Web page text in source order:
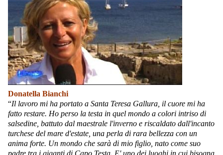
Donatella Bianchi
“Il lavoro mi ha portato a Santa Teresa Gallura, il cuore mi ha
fatto restare. Ho perso la testa in quel mondo a colori intriso di
salsedine, battuto dal maestrale l'inverno e riscaldato dall'incanto
turchese del mare d'estate, una perla di rara bellezza con un
anima forte. Un mondo che sarà di mio figlio, nato come suo
padre tra i giganti di Capo Testa. E' uno dei luoghi in cui bisogna